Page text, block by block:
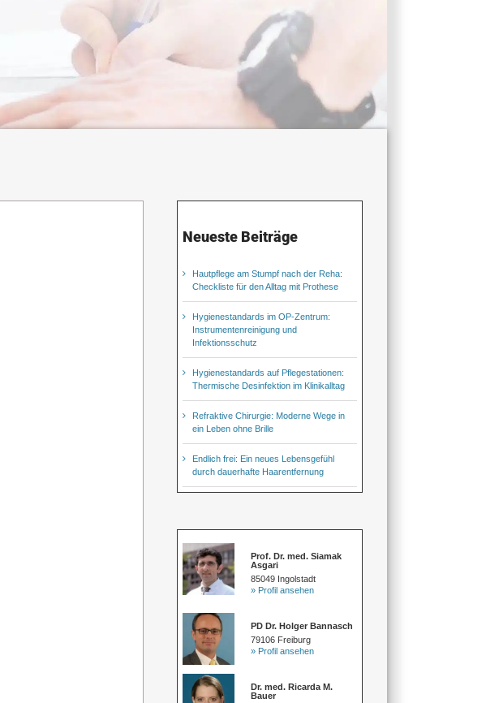
Neueste Beiträge
Hautpflege am Stumpf nach der Reha:
Checkliste für den Alltag mit Prothese
Hygienestandards im OP-Zentrum:
Instrumentenreinigung und
Infektionsschutz
Hygienestandards auf Pflegestationen:
Thermische Desinfektion im Klinikalltag
Refraktive Chirurgie: Moderne Wege in
ein Leben ohne Brille
Endlich frei: Ein neues Lebensgefühl
durch dauerhafte Haarentfernung
Prof. Dr. med. Siamak
Asgari
85049 Ingolstadt
» Profil ansehen
PD Dr. Holger Bannasch
79106 Freiburg
» Profil ansehen
Dr. med. Ricarda M.
Bauer